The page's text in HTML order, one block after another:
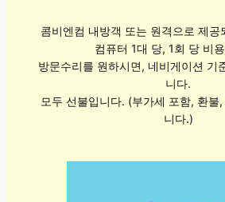
콤비엔컴 내방객 또는 원격으로 제공
컴퓨터 1대 당, 1회 당 비
방문수리를 원하시면, 네비게이션 기
니다.
모두 선불입니다. (부가세 포함, 환불
니다.)